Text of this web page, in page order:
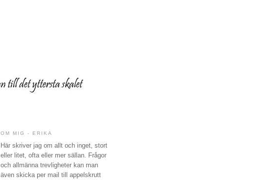
OM MIG - ERIKA
Här skriver jag om allt och inget, stort
eller litet, ofta eller mer sällan. Frågor
och allmänna trevligheter kan man
även skicka per mail till appelskrutt